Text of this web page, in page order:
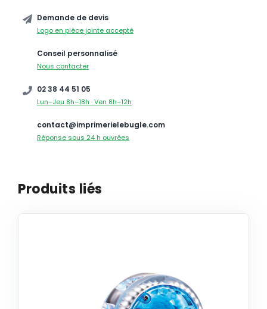
Demande de devis
Logo en pièce jointe accepté
Conseil personnalisé
Nous contacter
02 38 44 51 05
Lun–Jeu 8h–18h · Ven 8h–12h
contact@imprimerielebugle.com
Réponse sous 24 h ouvrées
Produits liés